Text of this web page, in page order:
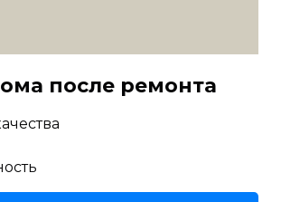
после ремонта